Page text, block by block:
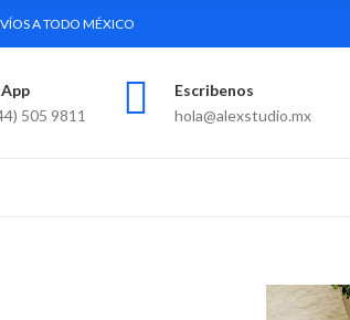
A TODO MÉXICO
505 9811
Escribenos
hola@alexstudio.mx